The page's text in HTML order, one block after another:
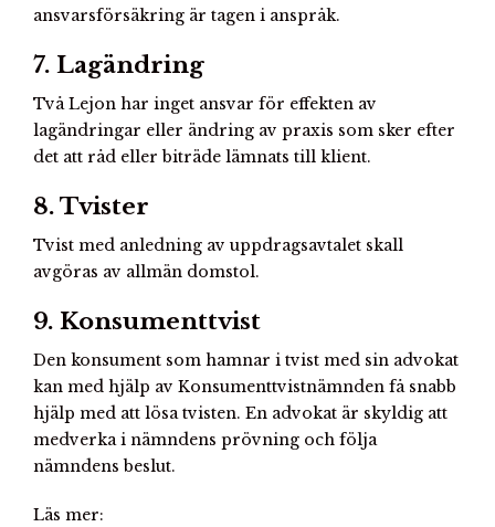
ansvarsförsäkring är tagen i anspråk.
7. Lagändring
Två Lejon har inget ansvar för effekten av
lagändringar eller ändring av praxis som sker efter
det att råd eller biträde lämnats till klient.
8. Tvister
Tvist med anledning av uppdragsavtalet skall
avgöras av allmän domstol.
9. Konsumenttvist
Den konsument som hamnar i tvist med sin advokat
kan med hjälp av Konsumenttvistnämnden få snabb
hjälp med att lösa tvisten. En advokat är skyldig att
medverka i nämndens prövning och följa
nämndens beslut.
Läs mer: